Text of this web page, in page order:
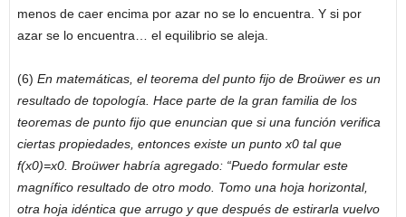
menos de caer encima por azar no se lo encuentra. Y si por
azar se lo encuentra… el equilibrio se aleja.
(6) En matemáticas, el teorema del punto fijo de Broüwer es un
resultado de topología. Hace parte de la gran familia de los
teoremas de punto fijo que enuncian que si una función verifica
ciertas propiedades, entonces existe un punto x0 tal que
f(x0)=x0. Broüwer habría agregado: “Puedo formular este
magnífico resultado de otro modo. Tomo una hoja horizontal,
otra hoja idéntica que arrugo y que después de estirarla vuelvo